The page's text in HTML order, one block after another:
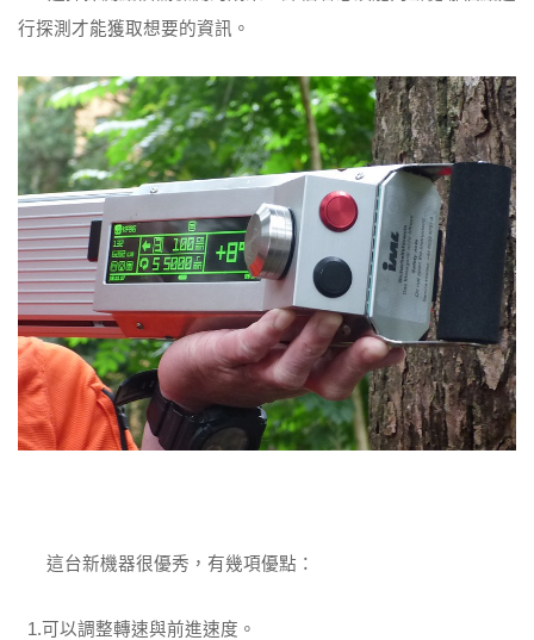
行探測才能獲取想要的資訊。
這台新機器很優秀，有幾項優點：
1.可以調整轉速與前進速度。